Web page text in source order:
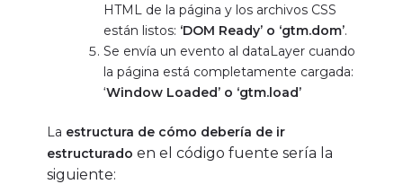
HTML de la página y los archivos CSS
están listos: ‘DOM Ready’ o ‘gtm.dom’.
Se envía un evento al dataLayer cuando
la página está completamente cargada:
‘Window Loaded’ o ‘gtm.load’
La estructura de cómo debería de ir
estructurado en el código fuente sería la
siguiente: